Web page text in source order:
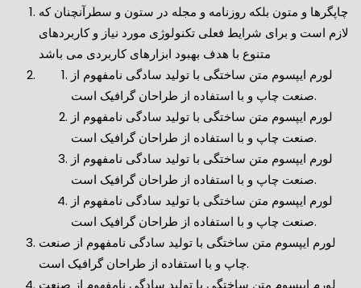
چاپگرها و متون بلکه روزنامه و مجله در ستون و سطرآنچنان که
لازم است و برای شرایط فعلی تکنولوژی مورد نیاز و کاربردهای
متنوع با هدف بهبود ابزارهای کاربردی می باشد
لورم ایپسوم متن ساختگی با تولید سادگی نامفهوم از
صنعت چاپ و با استفاده از طراحان گرافیک است.
لورم ایپسوم متن ساختگی با تولید سادگی نامفهوم از
صنعت چاپ و با استفاده از طراحان گرافیک است.
لورم ایپسوم متن ساختگی با تولید سادگی نامفهوم از
صنعت چاپ و با استفاده از طراحان گرافیک است.
لورم ایپسوم متن ساختگی با تولید سادگی نامفهوم از
صنعت چاپ و با استفاده از طراحان گرافیک است.
لورم ایپسوم متن ساختگی با تولید سادگی نامفهوم از صنعت
چاپ و با استفاده از طراحان گرافیک است.